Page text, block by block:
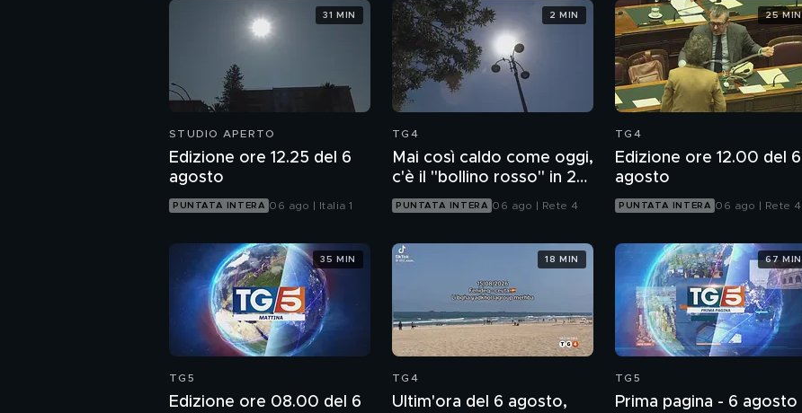
STUDIO APERTO
Edizione ore 12.25 del 6
agosto
PUNTATA INTERA 06 ago | Italia 1
31 MIN
TG4
Mai così caldo come oggi,
c'è il "bollino rosso" in 27
città
PUNTATA INTERA 06 ago | Rete 4
2 MIN
TG4
Edizione ore 12.00 del 6
agosto
PUNTATA INTERA 06 ago | Rete 4
25 MIN
TG5
Edizione ore 08.00 del 6
35 MIN
TG4
Ultim'ora del 6 agosto,
18 MIN
TG5
Prima pagina - 6 agosto
67 MIN